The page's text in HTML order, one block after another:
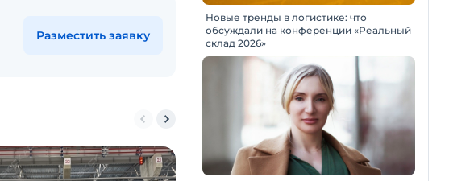
Разместить заявку
Новые тренды в логистике: что
обсуждали на конференции «Реальный
склад 2026»